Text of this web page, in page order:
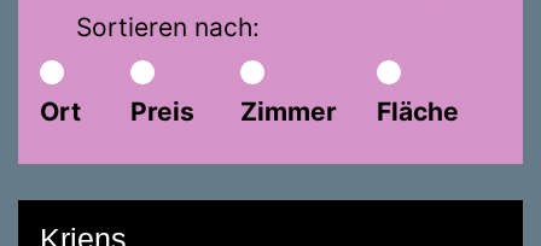
Sortieren nach:
Ort Preis Zimmer Fläche
Kriens